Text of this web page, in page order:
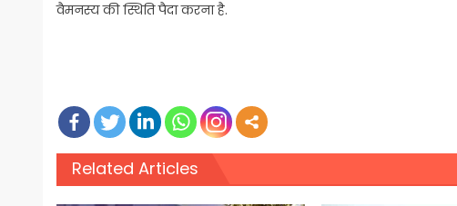
वैमनस्य की स्थिति पैदा करना है.
Related Articles